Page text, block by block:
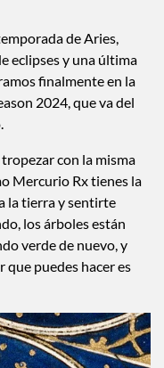
de Aries,
eclipses y una última
finalmente en la
2024, que va del
con la misma
Mercurio Rx tienes la
la tierra y sentirte
los árboles están
verde de nuevo, y
puedes hacer es